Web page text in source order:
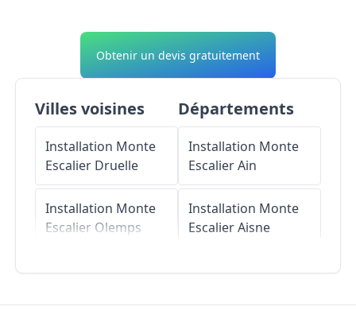
Obtenir un devis gratuitement
Villes voisines
Installation Monte
Escalier Druelle
Installation Monte
Escalier Olemps
Installation Monte
Monastère
Départements
Installation Monte
EscalierAin
Installation Monte
EscalierAisne
Installation Monte